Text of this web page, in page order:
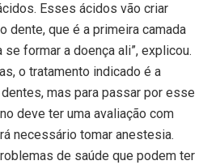
Esses ácidos vão criar
dente, que é a primeira camada
formar a doença ali”, explicou.
o tratamento indicado é a
mas para passar por esse
deve ter uma avaliação com
necessário tomar anestesia.
de saúde que podem ter